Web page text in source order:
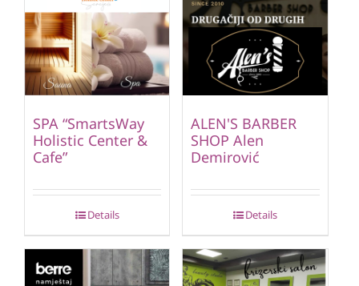
SPA “SmartsWay
Holistic Center &
Cafe”
Details
ALEN'S BARBER
SHOP Alen
Demirović
Details